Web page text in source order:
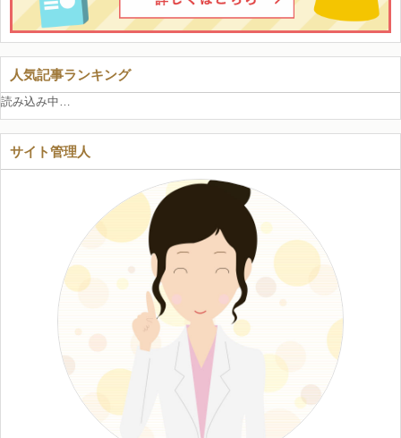
人気記事ランキング
読み込み中…
サイト管理人